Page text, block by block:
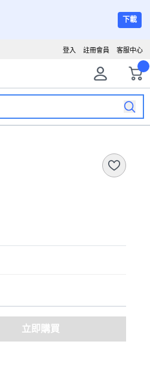
下載
客服中心
註冊會員
登入
立即購買